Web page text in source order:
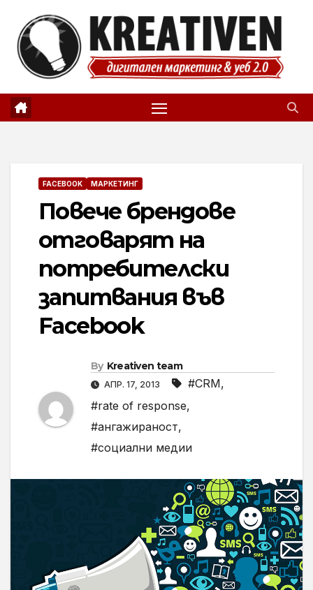
content
FACEBOOK МАРКЕТИНГ
Повече брендове
отговарят на
потребителски
запитвания във
Facebook
By Kreativen team
АПР. 17, 2013 #CRM,
#rate of response,
#ангажираност,
#социални медии